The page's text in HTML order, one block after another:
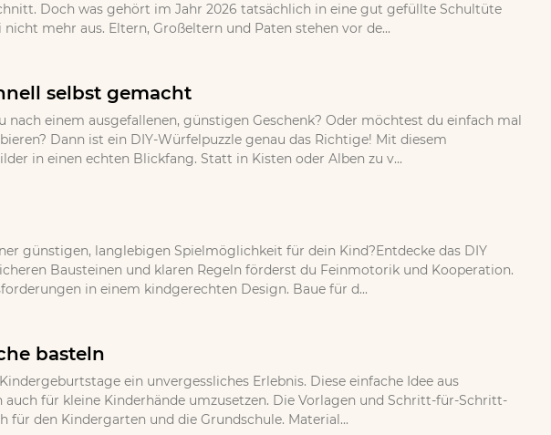
Doch was gehört im Jahr 2026 tatsächlich in eine gut gefüllte Schultüte
mehr aus. Eltern, Großeltern und Paten stehen vor de...
selbst gemacht
einem ausgefallenen, günstigen Geschenk? Oder möchtest du einfach mal
Dann ist ein DIY-Würfelpuzzle genau das Richtige! Mit diesem
in einen echten Blickfang. Statt in Kisten oder Alben zu v...
günstigen, langlebigen Spielmöglichkeit für dein Kind?Entdecke das DIY
Bausteinen und klaren Regeln förderst du Feinmotorik und Kooperation.
in einem kindgerechten Design. Baue für d...
basteln
ein unvergessliches Erlebnis. Diese einfache Idee aus
für kleine Kinderhände umzusetzen. Die Vorlagen und Schritt-für-Schritt-
den Kindergarten und die Grundschule. Material...